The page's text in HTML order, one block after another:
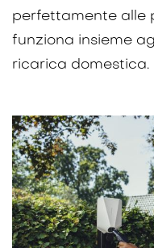
perfettamente alle
funziona insieme
ricarica domestica.